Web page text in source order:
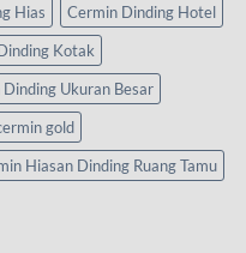
Hias
Cermin Dinding Hotel
Kotak
Ukuran Besar
gold
Hiasan Dinding Ruang Tamu